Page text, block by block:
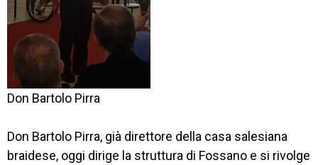
CORSI
NEWS
SETTORI
PROFESSIONALI
AL
LAVORO
Don Bartolo Pirra
Don Bartolo Pirra, già direttore della casa salesiana
braidese, oggi dirige la struttura di Fossano e si rivolge